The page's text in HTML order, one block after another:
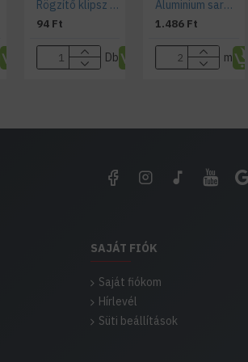
Rögzítő klipsz CR2 sarok alumínium profilhoz
94 Ft
Db
Aluminium sarok LED profil CR2 ezüst színű eloxált víztiszta fedővel
1.486 Ft
m
SAJÁT FIÓK
Saját fiókom
Hírlevél
Süti beállítások